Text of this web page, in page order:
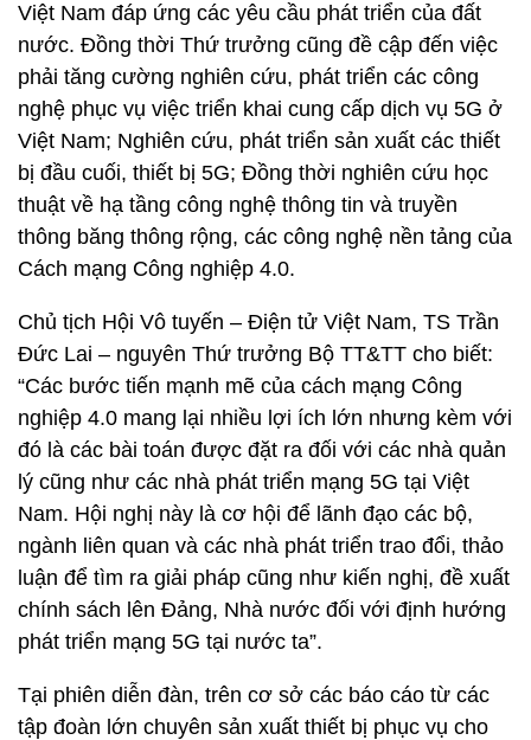
Việt Nam đáp ứng các yêu cầu phát triển của đất
nước. Đồng thời Thứ trưởng cũng đề cập đến việc
phải tăng cường nghiên cứu, phát triển các công
nghệ phục vụ việc triển khai cung cấp dịch vụ 5G ở
Việt Nam; Nghiên cứu, phát triển sản xuất các thiết
bị đầu cuối, thiết bị 5G; Đồng thời nghiên cứu học
thuật về hạ tầng công nghệ thông tin và truyền
thông băng thông rộng, các công nghệ nền tảng của
Cách mạng Công nghiệp 4.0.
Chủ tịch Hội Vô tuyến – Điện tử Việt Nam, TS Trần
Đức Lai – nguyên Thứ trưởng Bộ TT&TT cho biết:
“Các bước tiến mạnh mẽ của cách mạng Công
nghiệp 4.0 mang lại nhiều lợi ích lớn nhưng kèm với
đó là các bài toán được đặt ra đối với các nhà quản
lý cũng như các nhà phát triển mạng 5G tại Việt
Nam. Hội nghị này là cơ hội để lãnh đạo các bộ,
ngành liên quan và các nhà phát triển trao đổi, thảo
luận để tìm ra giải pháp cũng như kiến nghị, đề xuất
chính sách lên Đảng, Nhà nước đối với định hướng
phát triển mạng 5G tại nước ta”.
Tại phiên diễn đàn, trên cơ sở các báo cáo từ các
tập đoàn lớn chuyên sản xuất thiết bị phục vụ cho